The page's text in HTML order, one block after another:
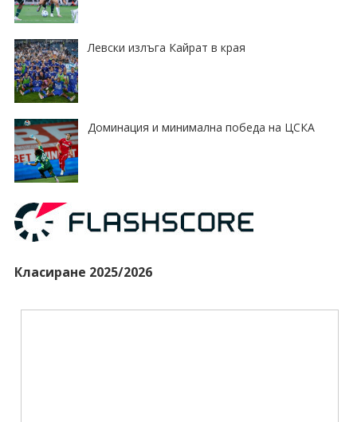
Левски излъга Кайрат в края
Доминация и минимална победа на ЦСКА
Класиране 2025/2026